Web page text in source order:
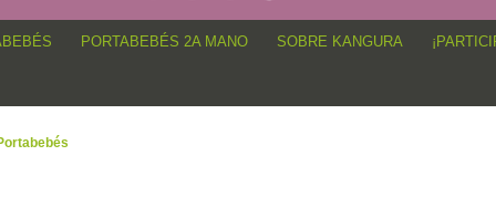
PORTABEBÉS 2A MANO SOBRE KANGURA